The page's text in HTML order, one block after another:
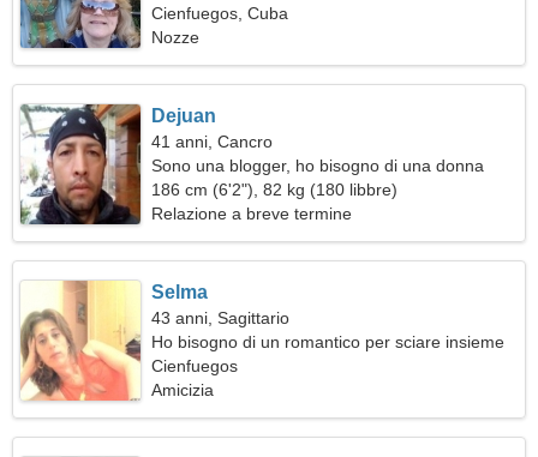
Cienfuegos, Cuba
Nozze
Dejuan
41 anni, Cancro
Sono una blogger, ho bisogno di una donna
fantastica
186 cm (6'2"), 82 kg (180 libbre)
Relazione a breve termine
Selma
43 anni, Sagittario
Ho bisogno di un romantico per sciare insieme
Cienfuegos
Amicizia